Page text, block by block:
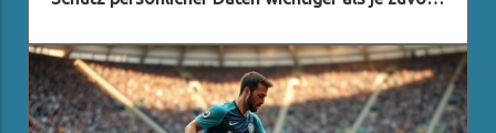
Deutschen trotz wachsender Bedrohungen in der
Online-Welt nach wie vor gravierende
Sicherheitsfehler machen. Hier sind die vier
häufigsten Fehler und wie man sie vermeiden